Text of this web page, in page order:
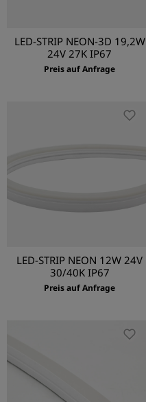
LED-STRIP NEON-3D 19,2W
24V 27K IP67
Preis auf Anfrage
LED-STRIP NEON 12W 24V
30/40K IP67
Preis auf Anfrage